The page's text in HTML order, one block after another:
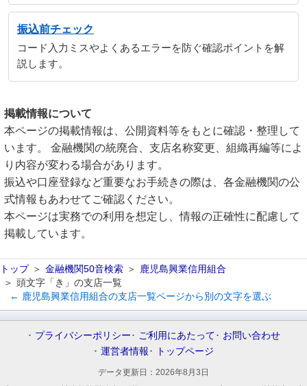
振込前チェック
コード入力ミスやよくあるエラーを防ぐ確認ポイントを解
説します。
掲載情報について
本ページの掲載情報は、公開資料等をもとに確認・整理して
います。 金融機関の統廃合、支店名称変更、組織再編等によ
り内容が変わる場合があります。
振込や口座登録など重要なお手続きの際は、各金融機関の公
式情報もあわせてご確認ください。
本ページは実務での利用を想定し、情報の正確性に配慮して
掲載しています。
トップ 金融機関50音検索
鹿児島興業信用組合
頭文字「き」の支店一覧
← 鹿児島興業信用組合の支店一覧ページから別の文字を選ぶ
プライバシーポリシー ご利用にあたって
お問い合わせ
運営者情報
トップページ
データ更新日： 2026年8月3日